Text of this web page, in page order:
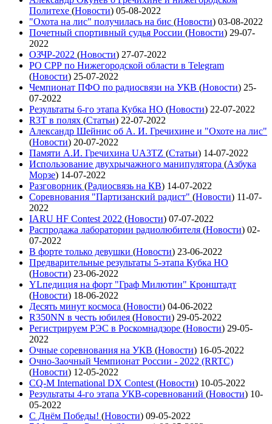
Политехе (Новости) 05-08-2022
"Охота на лис" получилась на бис (Новости) 03-08-2022
Почетный спортивный судья России (Новости) 29-07-
2022
ОЗЧР-2022 (Новости) 27-07-2022
РО СРР по Нижегородской области в Telegram
(Новости) 25-07-2022
Чемпионат ПФО по радиосвязи на УКВ (Новости) 25-
07-2022
Результаты 6-го этапа Кубка НО (Новости) 22-07-2022
R3T в полях (Статьи) 22-07-2022
Александр Шейнис об А. И. Гречихине и "Охоте на лис"
(Новости) 20-07-2022
Памяти А.И. Гречихина UA3TZ (Статьи) 14-07-2022
Использование двухрычажного манипулятора (Азбука
Морзе) 14-07-2022
Разговорник (Радиосвязь на КВ) 14-07-2022
Соревнования "Партизанский радист" (Новости) 11-07-
2022
IARU HF Contest 2022 (Новости) 07-07-2022
Распродажа лаборатории радиолюбителя (Новости) 02-
07-2022
В форте только девушки (Новости) 23-06-2022
Предварительные результаты 5-этапа Кубка НО
(Новости) 23-06-2022
YLпедиция на форт "Граф Милютин" Кронштадт
(Новости) 18-06-2022
Десять минут космоса (Новости) 04-06-2022
R350NN в честь юбилея (Новости) 29-05-2022
Регистрируем РЭС в Роскомнадзоре (Новости) 29-05-
2022
Очные соревнования на УКВ (Новости) 16-05-2022
Очно-Заочный Чемпионат России - 2022 (RRTC)
(Новости) 12-05-2022
CQ-M International DX Contest (Новости) 10-05-2022
Результаты 4-го этапа УКВ-соревнований (Новости) 10-
05-2022
С Днём Победы! (Новости) 09-05-2022